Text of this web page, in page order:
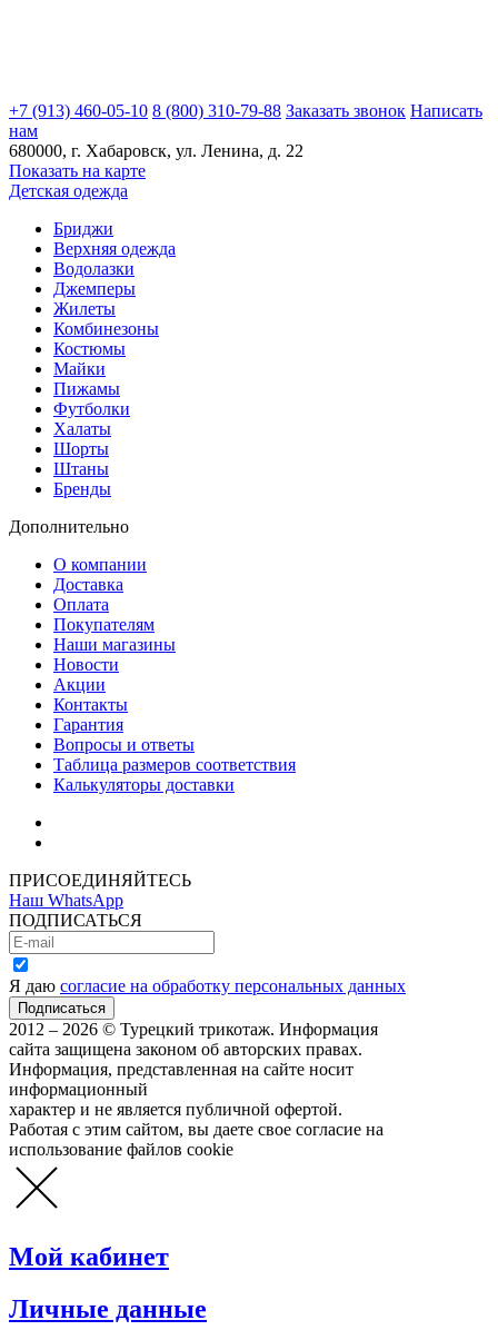
+7 (913) 460-05-10 8 (800) 310-79-88 Заказать звонок Написать
нам
680000, г. Хабаровск, ул. Ленина, д. 22
Показать на карте
Детская одежда
Бриджи
Верхняя одежда
Водолазки
Джемперы
Жилеты
Комбинезоны
Костюмы
Майки
Пижамы
Футболки
Халаты
Шорты
Штаны
Бренды
Дополнительно
О компании
Доставка
Оплата
Покупателям
Наши магазины
Новости
Акции
Контакты
Гарантия
Вопросы и ответы
Таблица размеров соответствия
Калькуляторы доставки
ПРИСОЕДИНЯЙТЕСЬ
Наш WhatsApp
ПОДПИСАТЬСЯ
Я даю согласие на обработку персональных данных
2012 – 2026 © Турецкий трикотаж. Информация
сайта защищена законом об авторских правах.
Информация, представленная на сайте носит
информационный
характер и не является публичной офертой.
Работая с этим сайтом, вы даете свое согласие на
использование файлов cookie
Мой кабинет
Личные данные